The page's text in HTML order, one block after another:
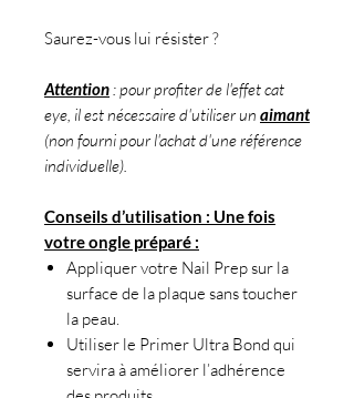
Saurez-vous lui résister ?
Attention: pour profiter de l'effet cat
eye, il est nécessaire d'utiliser un aimant
(non fourni pour l'achat d'une référence
individuelle).
Conseils d’utilisation : Une fois
votre ongle préparé :
Appliquer votre Nail Prep sur la
surface de la plaque sans toucher
la peau.
Utiliser le Primer Ultra Bond qui
servira à améliorer l’adhérence